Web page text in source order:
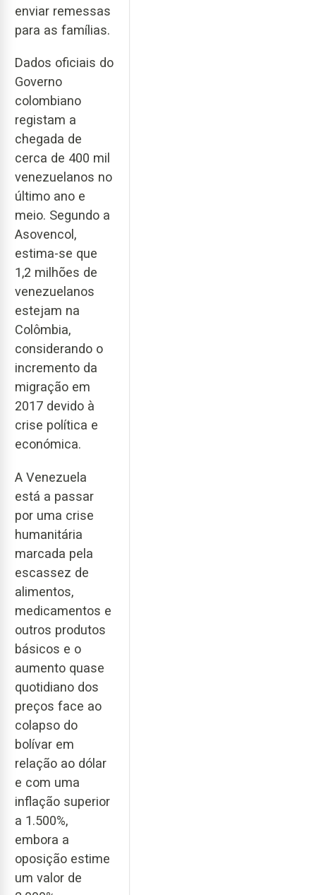
enviar remessas
para as famílias.
Dados oficiais do
Governo
colombiano
registam a
chegada de
cerca de 400 mil
venezuelanos no
último ano e
meio. Segundo a
Asovencol,
estima-se que
1,2 milhões de
venezuelanos
estejam na
Colômbia,
considerando o
incremento da
migração em
2017 devido à
crise política e
económica.
A Venezuela
está a passar
por uma crise
humanitária
marcada pela
escassez de
alimentos,
medicamentos e
outros produtos
básicos e o
aumento quase
quotidiano dos
preços face ao
colapso do
bolívar em
relação ao dólar
e com uma
inflação superior
a 1.500%,
embora a
oposição estime
um valor de